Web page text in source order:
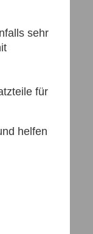
sehr
für
helfen